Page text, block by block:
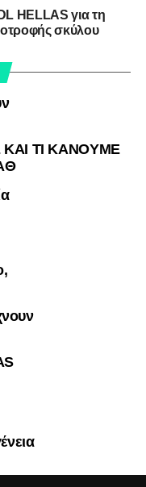
HELLAS για τη
σκύλου
ΚΑΙ ΤΙ ΚΑΝΟΥΜΕ